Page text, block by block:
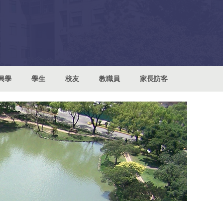
學 學生 校友 教職員 家長訪客